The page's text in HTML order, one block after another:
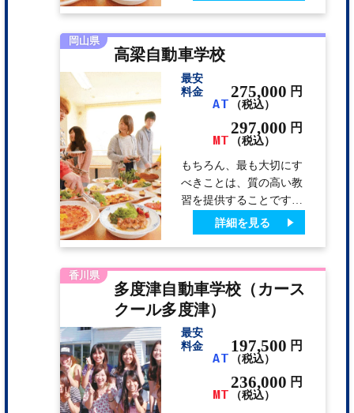
は、そう考えます。 ワ
クワクする気持ちさえあ
れば、どんな難しいこと
にも、どんな苦手なこと
にもトライできる！ 手
作りの美味しい食事、空
いた時間にみんなで遊べ
る施設の数々…。皆さん
のワクワク度アップのた
めの努力を惜しみませ
ん。 【学科の授業がオ
ンデマンドに！】 オン
デマンド学科を導入した
岡山県
高梁自動車学校
最安
料金
AT
275,000 円
（税込）
MT
297,000 円
（税込）
もちろん、最も大切にす
べきことは、質の高い教
習を提供することです。
でも、「自動車学校は楽
しくなくちゃ！」私たち
は、そう考えます。 ワ
クワクする気持ちさえあ
れば、どんな難しいこと
にも、どんな苦手なこと
にもトライできる！ 手
作りの美味しい食事、空
いた時間にみんなで遊べ
る施設の数々…。皆さん
のワクワク度アップのた
詳細を見る
香川県
多度津自動車学校（カース
クール多度津）
最安
料金
AT
197,500 円
（税込）
MT
236,000 円
（税込）